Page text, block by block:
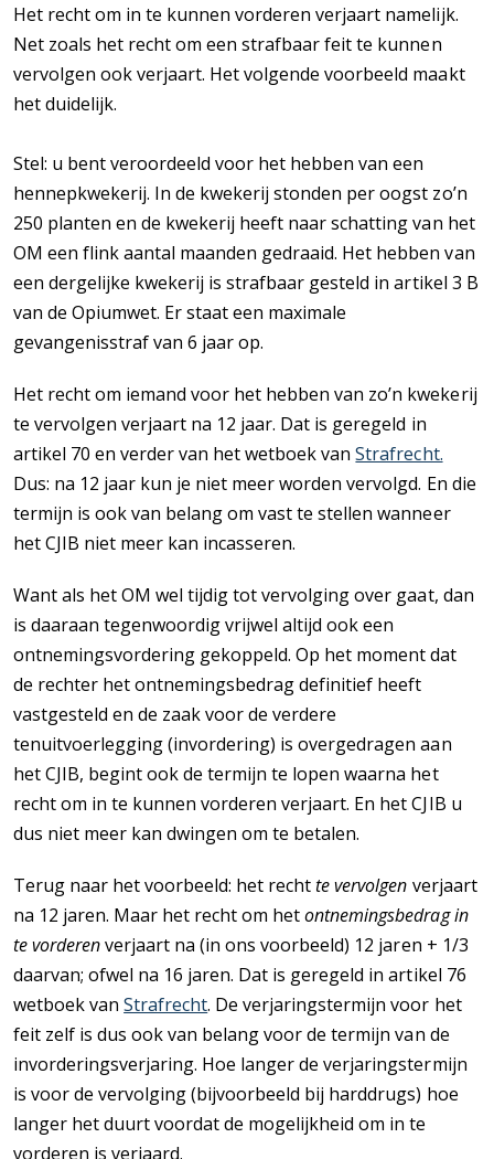
Het recht om in te kunnen vorderen verjaart namelijk.
Net zoals het recht om een strafbaar feit te kunnen
vervolgen ook verjaart. Het volgende voorbeeld maakt
het duidelijk.
Stel: u bent veroordeeld voor het hebben van een
hennepkwekerij. In de kwekerij stonden per oogst zo’n
250 planten en de kwekerij heeft naar schatting van het
OM een flink aantal maanden gedraaid. Het hebben van
een dergelijke kwekerij is strafbaar gesteld in artikel 3 B
van de Opiumwet. Er staat een maximale
gevangenisstraf van 6 jaar op.
Het recht om iemand voor het hebben van zo’n kwekerij
te vervolgen verjaart na 12 jaar. Dat is geregeld in
artikel 70 en verder van het wetboek vanStrafrecht.
Dus: na 12 jaar kun je niet meer worden vervolgd. En die
termijn is ook van belang om vast te stellen wanneer
het CJIB niet meer kan incasseren.
Want als het OM wel tijdig tot vervolging over gaat, dan
is daaraan tegenwoordig vrijwel altijd ook een
ontnemingsvordering gekoppeld. Op het moment dat
de rechter het ontnemingsbedrag definitief heeft
vastgesteld en de zaak voor de verdere
tenuitvoerlegging (invordering) is overgedragen aan
het CJIB, begint ook de termijn te lopen waarna het
recht om in te kunnen vorderen verjaart. En het CJIB u
dus niet meer kan dwingen om te betalen.
Terug naar het voorbeeld: het rechtte vervolgen verjaart
na 12 jaren. Maar het recht om hetontnemingsbedrag in
te vorderenverjaart na (in ons voorbeeld) 12 jaren + 1/3
daarvan; ofwel na 16 jaren. Dat is geregeld in artikel 76
wetboek vanStrafrecht. De verjaringstermijn voor het
feit zelf is dus ook van belang voor de termijn van de
invorderingsverjaring. Hoe langer de verjaringstermijn
is voor de vervolging (bijvoorbeeld bij harddrugs) hoe
langer het duurt voordat de mogelijkheid om in te
vorderen is verjaard.